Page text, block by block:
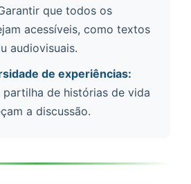
que todos os
acessíveis, como textos
audiovisuais.
de experiências:
partilha de histórias de vida
a discussão.